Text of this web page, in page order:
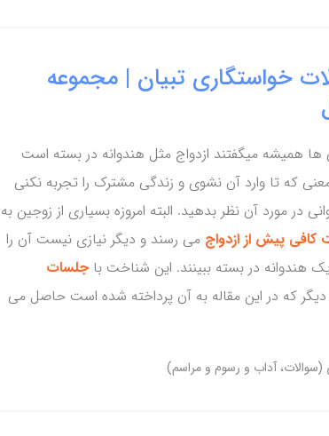
خواستگاری تبیان | مجموعه
ها همیشه میگفتند ازدواج مثل هندوانه در بسته است
که تا وارد آن نشوی و زندگی مشترک را تجربه نکنی
در مورد آن نظر بدهید. البته امروزه بسیاری از زوجین به
کافی پیش از ازدواج می رسند و دیگر نیازی نیست آن را
هندوانه در بسته ببینند. این شناخت با جلسات
که در این مقاله به آن پرداخته شده است حاصل می
(سوالات، آداب و رسوم و مراسم)